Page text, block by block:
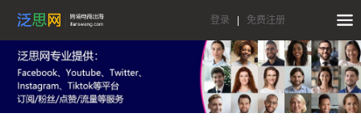
登录 免费注册